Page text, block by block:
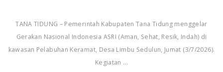
TANA TIDUNG – Pemerintah Kabupaten Tana Tidung menggelar
Gerakan Nasional Indonesia ASRI (Aman, Sehat, Resik, Indah) di
kawasan Pelabuhan Keramat, Desa Limbu Sedulun, Jumat (3/7/2026).
Kegiatan ...